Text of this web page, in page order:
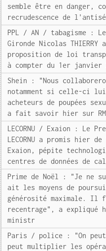
semble être en danger,
recrudescence de
PPL / AN / tabagisme :
Gironde Nicolas
proposition de loi
à compter du 1er janvier
Shein : "Nous
notamment si celle-ci lui
acheteurs de poupées
a fait savoir hier sur
LECORNU / Exaion : Le
LECORNU a promis hier
Exaion, pépite
centres de données de
Prime de Noël : "Je ne
ait les moyens de
générosité maximale. Il
recentrage", a expliqué
ministr
Paris / police : "On
peut multiplier les